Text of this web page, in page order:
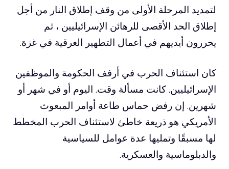
لتمديد المرحلة الأولى من وقف إطلاق النار من أجل
إطلاق الحد الأقصى للرهائن الإسرائيليين ، ثم
يحررون أيديهم في أعمال التطهير العرقية في غزة.
كان استئناف الحرب في أرفف الحكومة والموظفين
الإسرائيليين. كانت مسألة وقت. اليوم أو في شهر أو
شهرين. إن رفض حماس طاعة أوامر المبعوث
الأمريكي هو ذريعة خاطئ لاستئناف الحرب المخطط
لها مسبقًا وتمليها عدة عوامل للسياسية
والدبلوماسية والعسكرية.